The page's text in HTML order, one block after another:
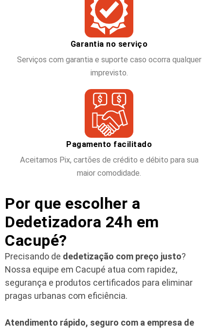
Garantia no serviço
Serviços com garantia e suporte caso ocorra qualquer
imprevisto.
Pagamento facilitado
Aceitamos Pix, cartões de crédito e débito para sua
maior comodidade.
Por que escolher a
Dedetizadora 24h em
Cacupé?
Precisando de dedetização com preço justo?
Nossa equipe em Cacupé atua com rapidez,
segurança e produtos certificados para eliminar
pragas urbanas com eficiência.
Atendimento rápido, seguro com a empresa de